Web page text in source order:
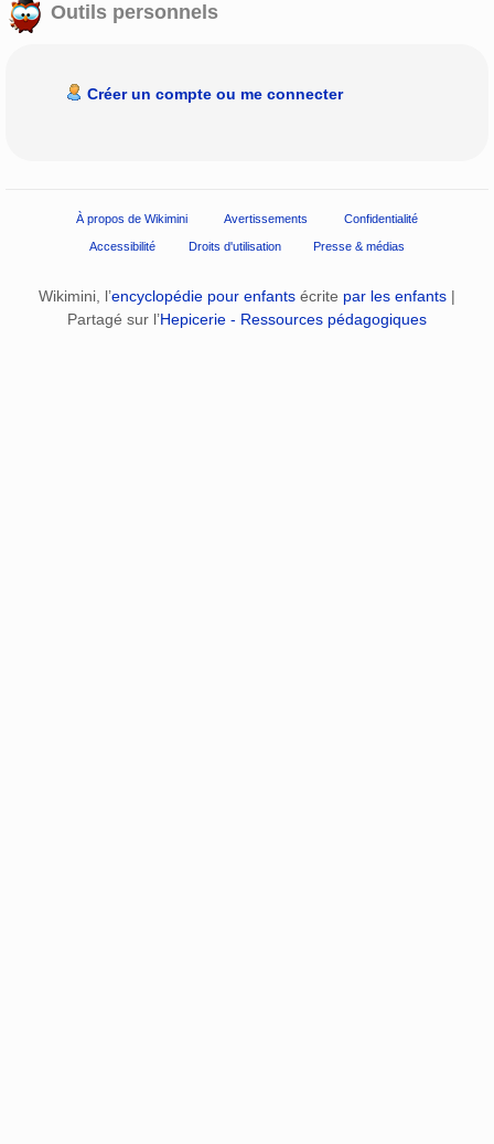
Outils personnels
Créer un compte ou me connecter
À propos de Wikimini Avertissements Confidentialité
Accessibilité Droits d'utilisation Presse & médias
Wikimini, l’encyclopédie pour enfants écrite par les enfants |
Partagé sur l’Hepicerie - Ressources pédagogiques